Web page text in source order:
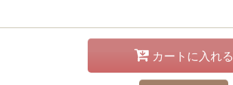
カートに入れる